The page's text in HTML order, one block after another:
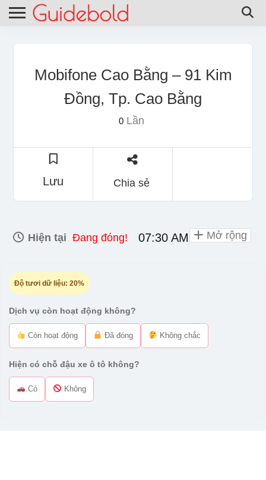
Mobifone Cao Bằng – 91 Kim
Đồng, Tp. Cao Bằng
0Lần
Lưu Chia sẻ
Hiện tại Đang đóng! 07:30 AM - 06:00 PM
Độ tươi dữ liệu: 20%
Dịch vụ còn hoạt động không?
Còn hoạt động Đã đóng Không chắc
Hiện có chỗ đậu xe ô tô không?
Có Không
Mở rộng